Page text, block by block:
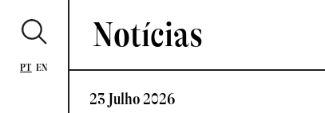
PT EN
Notícias
23 Julho 2026